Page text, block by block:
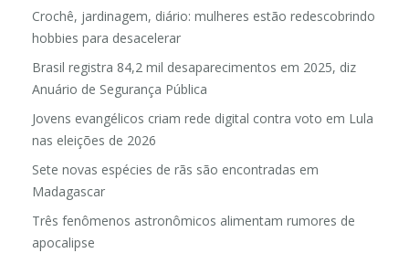
Crochê, jardinagem, diário: mulheres estão redescobrindo
hobbies para desacelerar
Brasil registra 84,2 mil desaparecimentos em 2025, diz
Anuário de Segurança Pública
Jovens evangélicos criam rede digital contra voto em Lula
nas eleições de 2026
Sete novas espécies de rãs são encontradas em
Madagascar
Três fenômenos astronômicos alimentam rumores de
apocalipse